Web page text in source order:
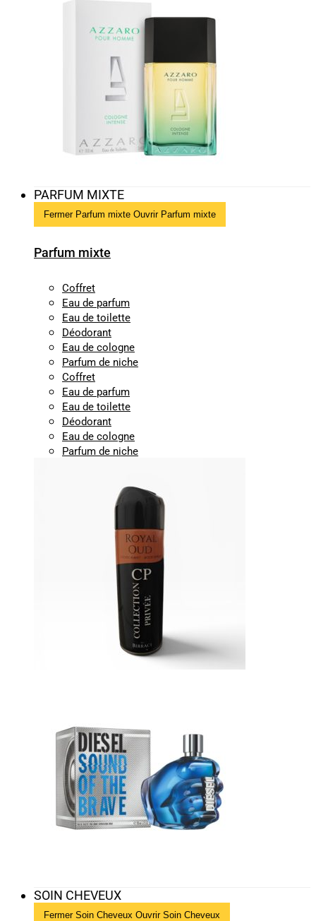
PARFUM MIXTE
Fermer Parfum mixte Ouvrir Parfum mixte
Parfum mixte
Coffret
Eau de parfum
Eau de toilette
Déodorant
Eau de cologne
Parfum de niche
Coffret
Eau de parfum
Eau de toilette
Déodorant
Eau de cologne
Parfum de niche
SOIN CHEVEUX
Fermer Soin Cheveux Ouvrir Soin Cheveux